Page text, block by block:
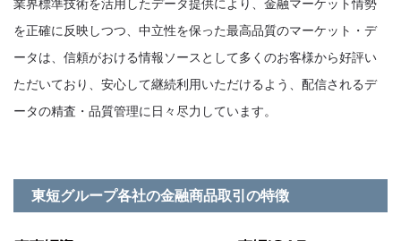
業界標準技術を活用したデータ提供により、金融マーケット情勢
を正確に反映しつつ、中立性を保った最高品質のマーケット・デ
ータは、信頼がおける情報ソースとして多くのお客様から好評い
ただいており、安心して継続利用いただけるよう、配信されるデ
ータの精査・品質管理に日々尽力しています。
東短グループ各社の金融商品取引の特徴